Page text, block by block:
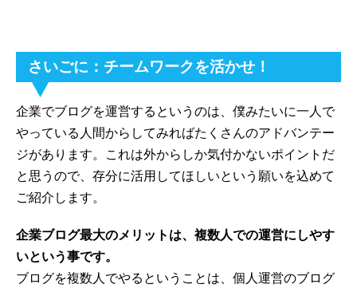
さいごに：チームワークを活かせ！
企業でブログを運営するというのは、僕みたいに一人で
やっている人間からしてみればたくさんのアドバンテー
ジがあります。これは外からしか気付かないポイントだ
と思うので、存分に活用してほしいという願いを込めて
ご紹介します。
企業ブログ最大のメリットは、複数人での運営にしやす
いという事です。
ブログを複数人でやるということは、個人運営のブログ